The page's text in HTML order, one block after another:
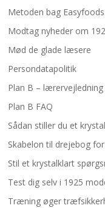
Metoden bag
Modtag nyheder om
Mød de glade læsere
Persondatapolitik
Plan B –
Plan B FAQ
Sådan stiller du et
Skabelon til drejebog
Stil et krystalklart
Test dig selv i 1925
Træning øger